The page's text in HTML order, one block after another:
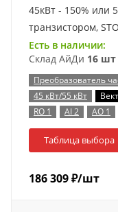
45кВт - 150% или
транзистором,
Есть в наличии:
Склад АйДи 16 шт
Преобразователь
45 кВт/55 кВт
RO 1
AI 2 AO 1
Таблица выбора
186 309₽/шт